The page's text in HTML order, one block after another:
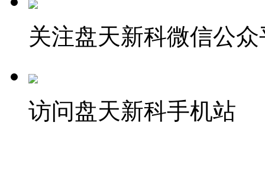
关注盘天新科微信公
访问盘天新科手机站